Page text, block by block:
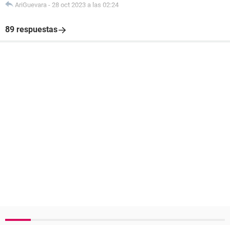
AriGuevara - 28 oct 2023 a las 02:24
89 respuestas